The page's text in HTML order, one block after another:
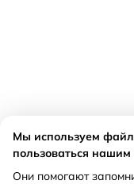
Мы используем
пользоваться нашим
Они помогают